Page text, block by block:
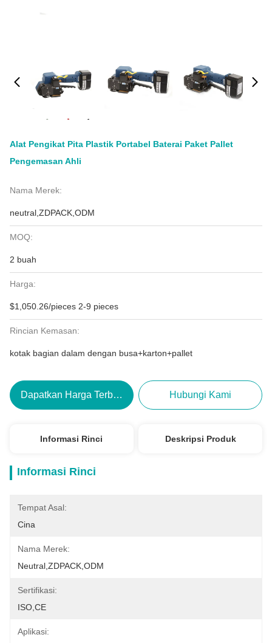
Alat Pengikat Pita Plastik Portabel Baterai Paket Pallet
Pengemasan Ahli
Nama Merek:
neutral,ZDPACK,ODM
MOQ:
2 buah
Harga:
$1,050.26/pieces 2-9 pieces
Rincian Kemasan:
kotak bagian dalam dengan busa+karton+pallet
Dapatkan Harga Terbaik Hubungi Kami
Informasi Rinci Deskripsi Produk
Informasi Rinci
Tempat Asal:
Cina
Nama Merek:
Neutral,ZDPACK,ODM
Sertifikasi:
ISO,CE
Aplikasi: